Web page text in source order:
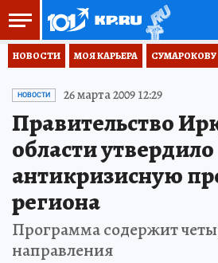
НОВОСТИ МОЯ КАРЬЕРА СУМАРОКОВУ
НОВОСТИ 26 марта 2009 12:29
Правительство
области утвердило
антикризисную
региона
Программа содержит
направления